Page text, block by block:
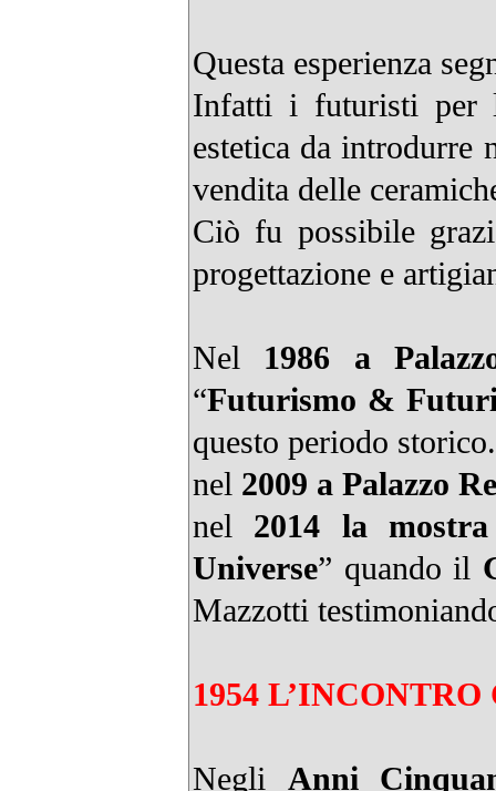
Questa esperienza
Infatti i futuristi per
estetica da introdurre
vendita delle
Ciò fu possibile
progettazione e
Nel 1986 a
“Futurismo &
questo periodo
nel 2009 a Palazzo
nel 2014 la
Universe” quando il
Mazzotti
1954
Negli Anni